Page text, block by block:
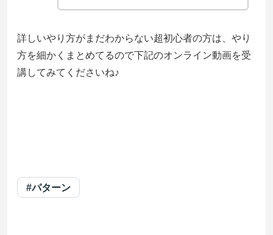
詳しいやり方がまだわからない超初心者の方は、やり
方を細かくまとめてるので下記のオンライン動画を受
講してみてくださいね♪
#パターン